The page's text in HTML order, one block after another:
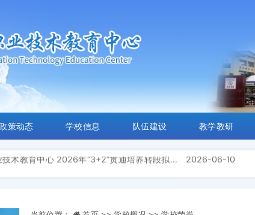
策动态 学校信息 队伍建设 教学教研
心2026年3+2大专录取名单公示
2026-07-31
术教育中心 2026年“3+2”贯通培养转段拟录
2026-06-10
2026年3+2大专录取名单公示
技术教育中心 2026年“3+2”贯通培养转段拟录
2026-06-10
心2025年3+2大专录取名单
2025-07-29
示范日】迁西职教中心板栗产业学院揭牌 谱写
篇章职业教育在校生学籍查询业务的通知 2024-06-11
八项工作看迁西职教发展亮点 2023-02-14
当前位置： 首页 >> 学校概况 >> 学校荣誉